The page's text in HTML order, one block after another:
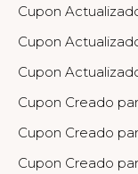
Cupon
Cupon
Cupon
Cupon Creado
Cupon Creado
Cupon Creado